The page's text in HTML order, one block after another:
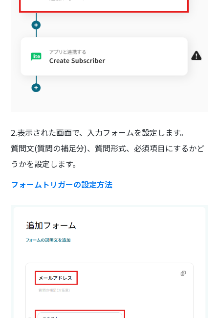
2.表示された画面で、入力フォームを設定します。
質問文(質問の補足分)、質問形式、必須項目にするかど
うかを設定します。
フォームトリガーの設定方法